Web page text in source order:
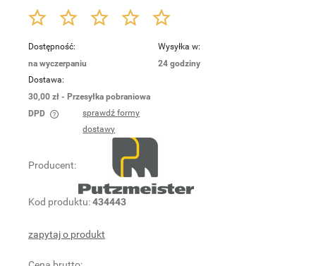
Dostępność:
na wyczerpaniu
Wysyłka w:
24 godziny
Dostawa:
30,00 zł - Przesyłka pobraniowa
DPD
Cena nie zawiera ewentualnych kosztów płatności
sprawdź formy
dostawy
Producent:
Kod produktu:434443
zapytaj o produkt